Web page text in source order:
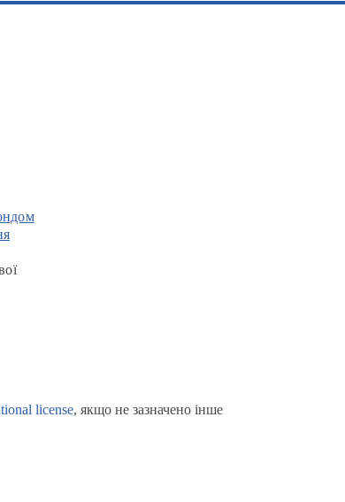
license, якщо не зазначено інше